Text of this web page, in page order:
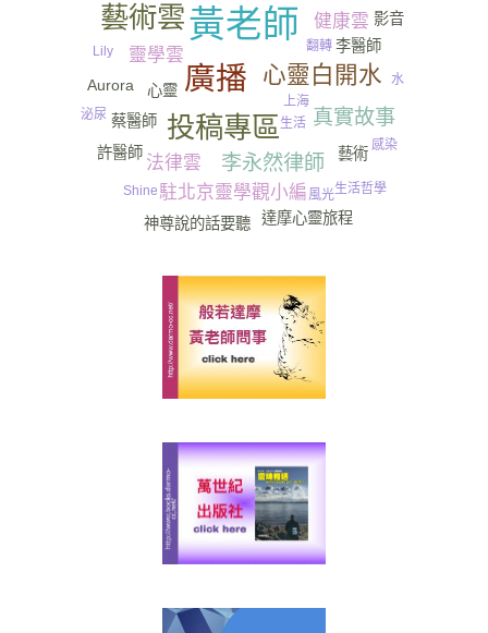
黃老師
廣播
投稿專區
藝術雲
心靈白開水
李永然律師
真實故事
健康雲
駐北京靈學觀小編
靈學雲
法律雲
心靈
李醫師
神尊說的話要聽
蔡醫師
影音
Aurora
藝術
許醫師
達摩心靈旅程
上海
Lily 翻轉
風光
生活
生活哲學
Shine
感染
泌尿
水